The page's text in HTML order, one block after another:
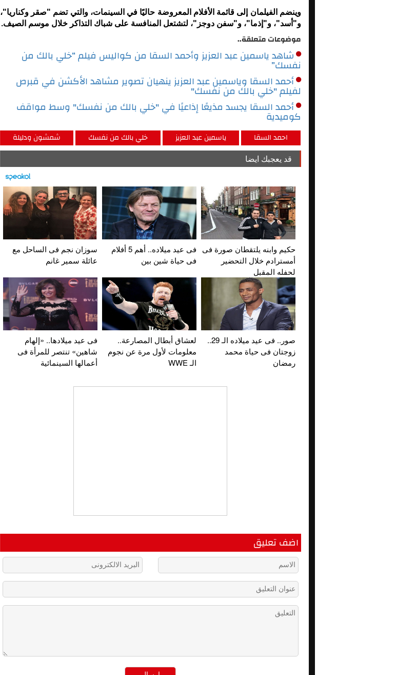
وينضم الفيلمان إلى قائمة الأفلام المعروضة حاليًا في السينمات، والتي تضم "صقر وكناريا"،
و"أسد"، و"إذما"، و"سفن دوجز"، لتشتعل المنافسة على شباك التذاكر خلال موسم الصيف.
موضوعات متعلقة..
شاهد ياسمين عبد العزيز وأحمد السقا من كواليس فيلم “خلي بالك من
نفسك”
أحمد السقا وياسمين عبد العزيز ينهيان تصوير مشاهد الأكشن في قبرص
لفيلم "خلي بالك من نفسك"
أحمد السقا يجسد مذيعًا إذاعيًا في "خلي بالك من نفسك" وسط مواقف
كوميدية
شمشون ودليلة خلي بالك من نفسك ياسمين عبد العزيز احمد السقا
قد يعجبك ايضا
حكيم وابنه يلتقطان صورة فى
أمسترادم خلال التحضير
لحفله المقبل
فى عيد ميلاده.. أهم 5 أفلام
فى حياة شين بين
سوزان نجم فى الساحل مع
عائلة سمير غانم
صور.. فى عيد ميلاده الـ 29..
زوجتان فى حياة محمد
رمضان
لعشاق أبطال المصارعة..
معلومات لأول مرة عن نجوم
الـ WWE
فى عيد ميلادها.. «إلهام
شاهين» تنتصر للمرأة فى
أعمالها السينمائية
اضف تعليق